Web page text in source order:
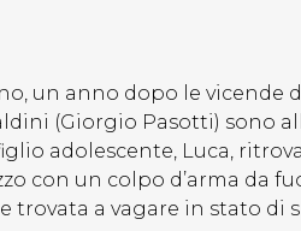
un anno dopo le vicende
(Giorgio Pasotti) sono
adolescente, Luca,
con un colpo d’arma da
trovata a vagare in stato di